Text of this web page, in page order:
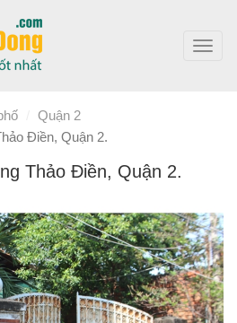
Quận 2
Điền, Quận 2.
Thảo Điền, Quận 2.